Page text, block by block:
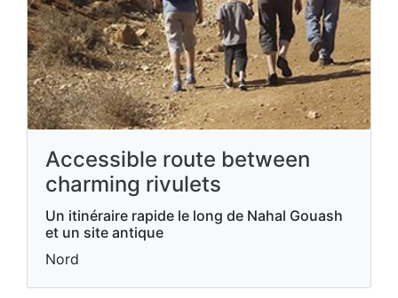
Accessible route between
charming rivulets
Un itinéraire rapide le long de Nahal Gouash
et un site antique
Nord